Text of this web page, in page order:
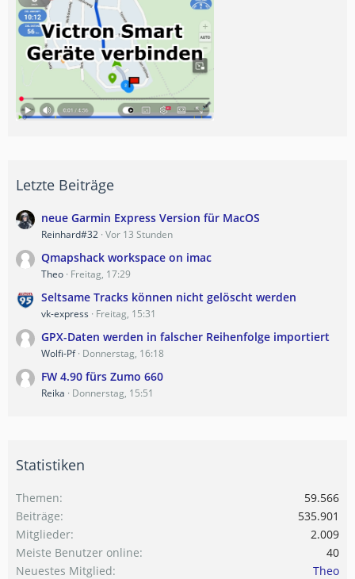
Letzte Beiträge
neue Garmin Express Version für MacOS
Reinhard#32 Vor 13 Stunden
Qmapshack workspace on imac
Theo Freitag, 17:29
Seltsame Tracks können nicht gelöscht werden
vk-express Freitag, 15:31
GPX-Daten werden in falscher Reihenfolge importiert
Wolfi-Pf Donnerstag, 16:18
FW 4.90 fürs Zumo 660
Reika Donnerstag, 15:51
Statistiken
Themen
59.566
Beiträge
535.901
Mitglieder
2.009
Meiste Benutzer online
40
Neuestes Mitglied
Theo